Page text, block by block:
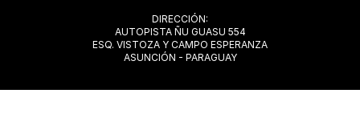
DIRECCIÓN:
AUTOPISTA ÑU GUASU 554
ESQ. VISTOZA Y CAMPO ESPERANZA
ASUNCIÓN - PARAGUAY